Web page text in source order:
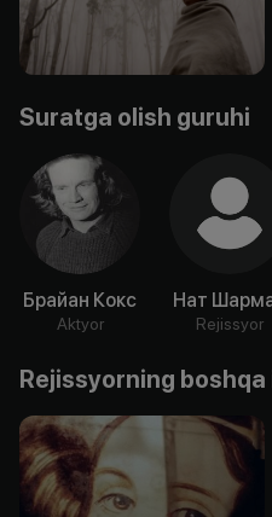
Suratga olish guruhi
Брайан Кокс
Aktyor
Нат
Rejissyor
Rejissyorning